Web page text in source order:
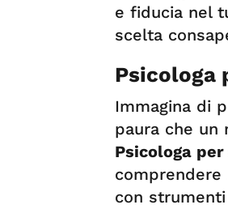
e fiducia nel
scelta
Psicologa
Immagina di
paura che un
Psicologa
comprendere
con